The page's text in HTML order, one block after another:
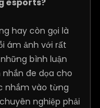
esports?
hay còn gọi là
ám ảnh với rất
bình luận
đe dọa cho
nhắm vào từng
nghiệp phải